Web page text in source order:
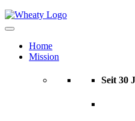
Home
Mission
Seit 30